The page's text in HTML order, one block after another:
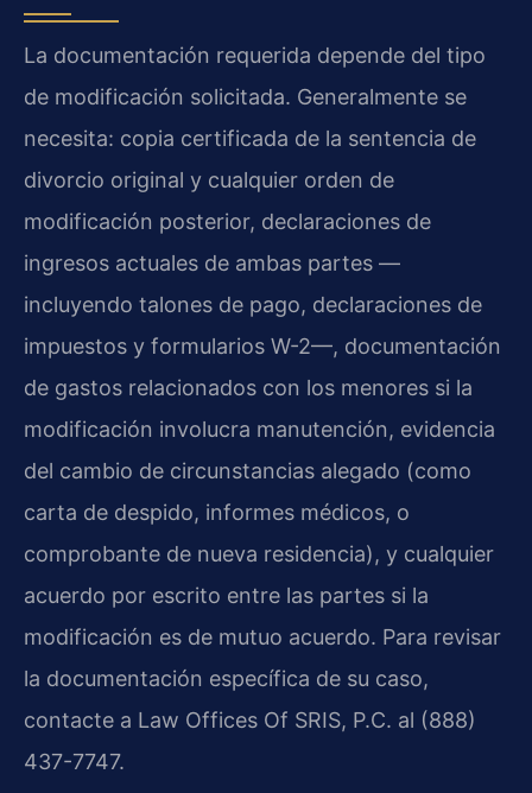
La documentación requerida depende del tipo
de modificación solicitada. Generalmente se
necesita: copia certificada de la sentencia de
divorcio original y cualquier orden de
modificación posterior, declaraciones de
ingresos actuales de ambas partes —
incluyendo talones de pago, declaraciones de
impuestos y formularios W-2—, documentación
de gastos relacionados con los menores si la
modificación involucra manutención, evidencia
del cambio de circunstancias alegado (como
carta de despido, informes médicos, o
comprobante de nueva residencia), y cualquier
acuerdo por escrito entre las partes si la
modificación es de mutuo acuerdo. Para revisar
la documentación específica de su caso,
contacte a Law Offices Of SRIS, P.C. al (888)
437-7747.